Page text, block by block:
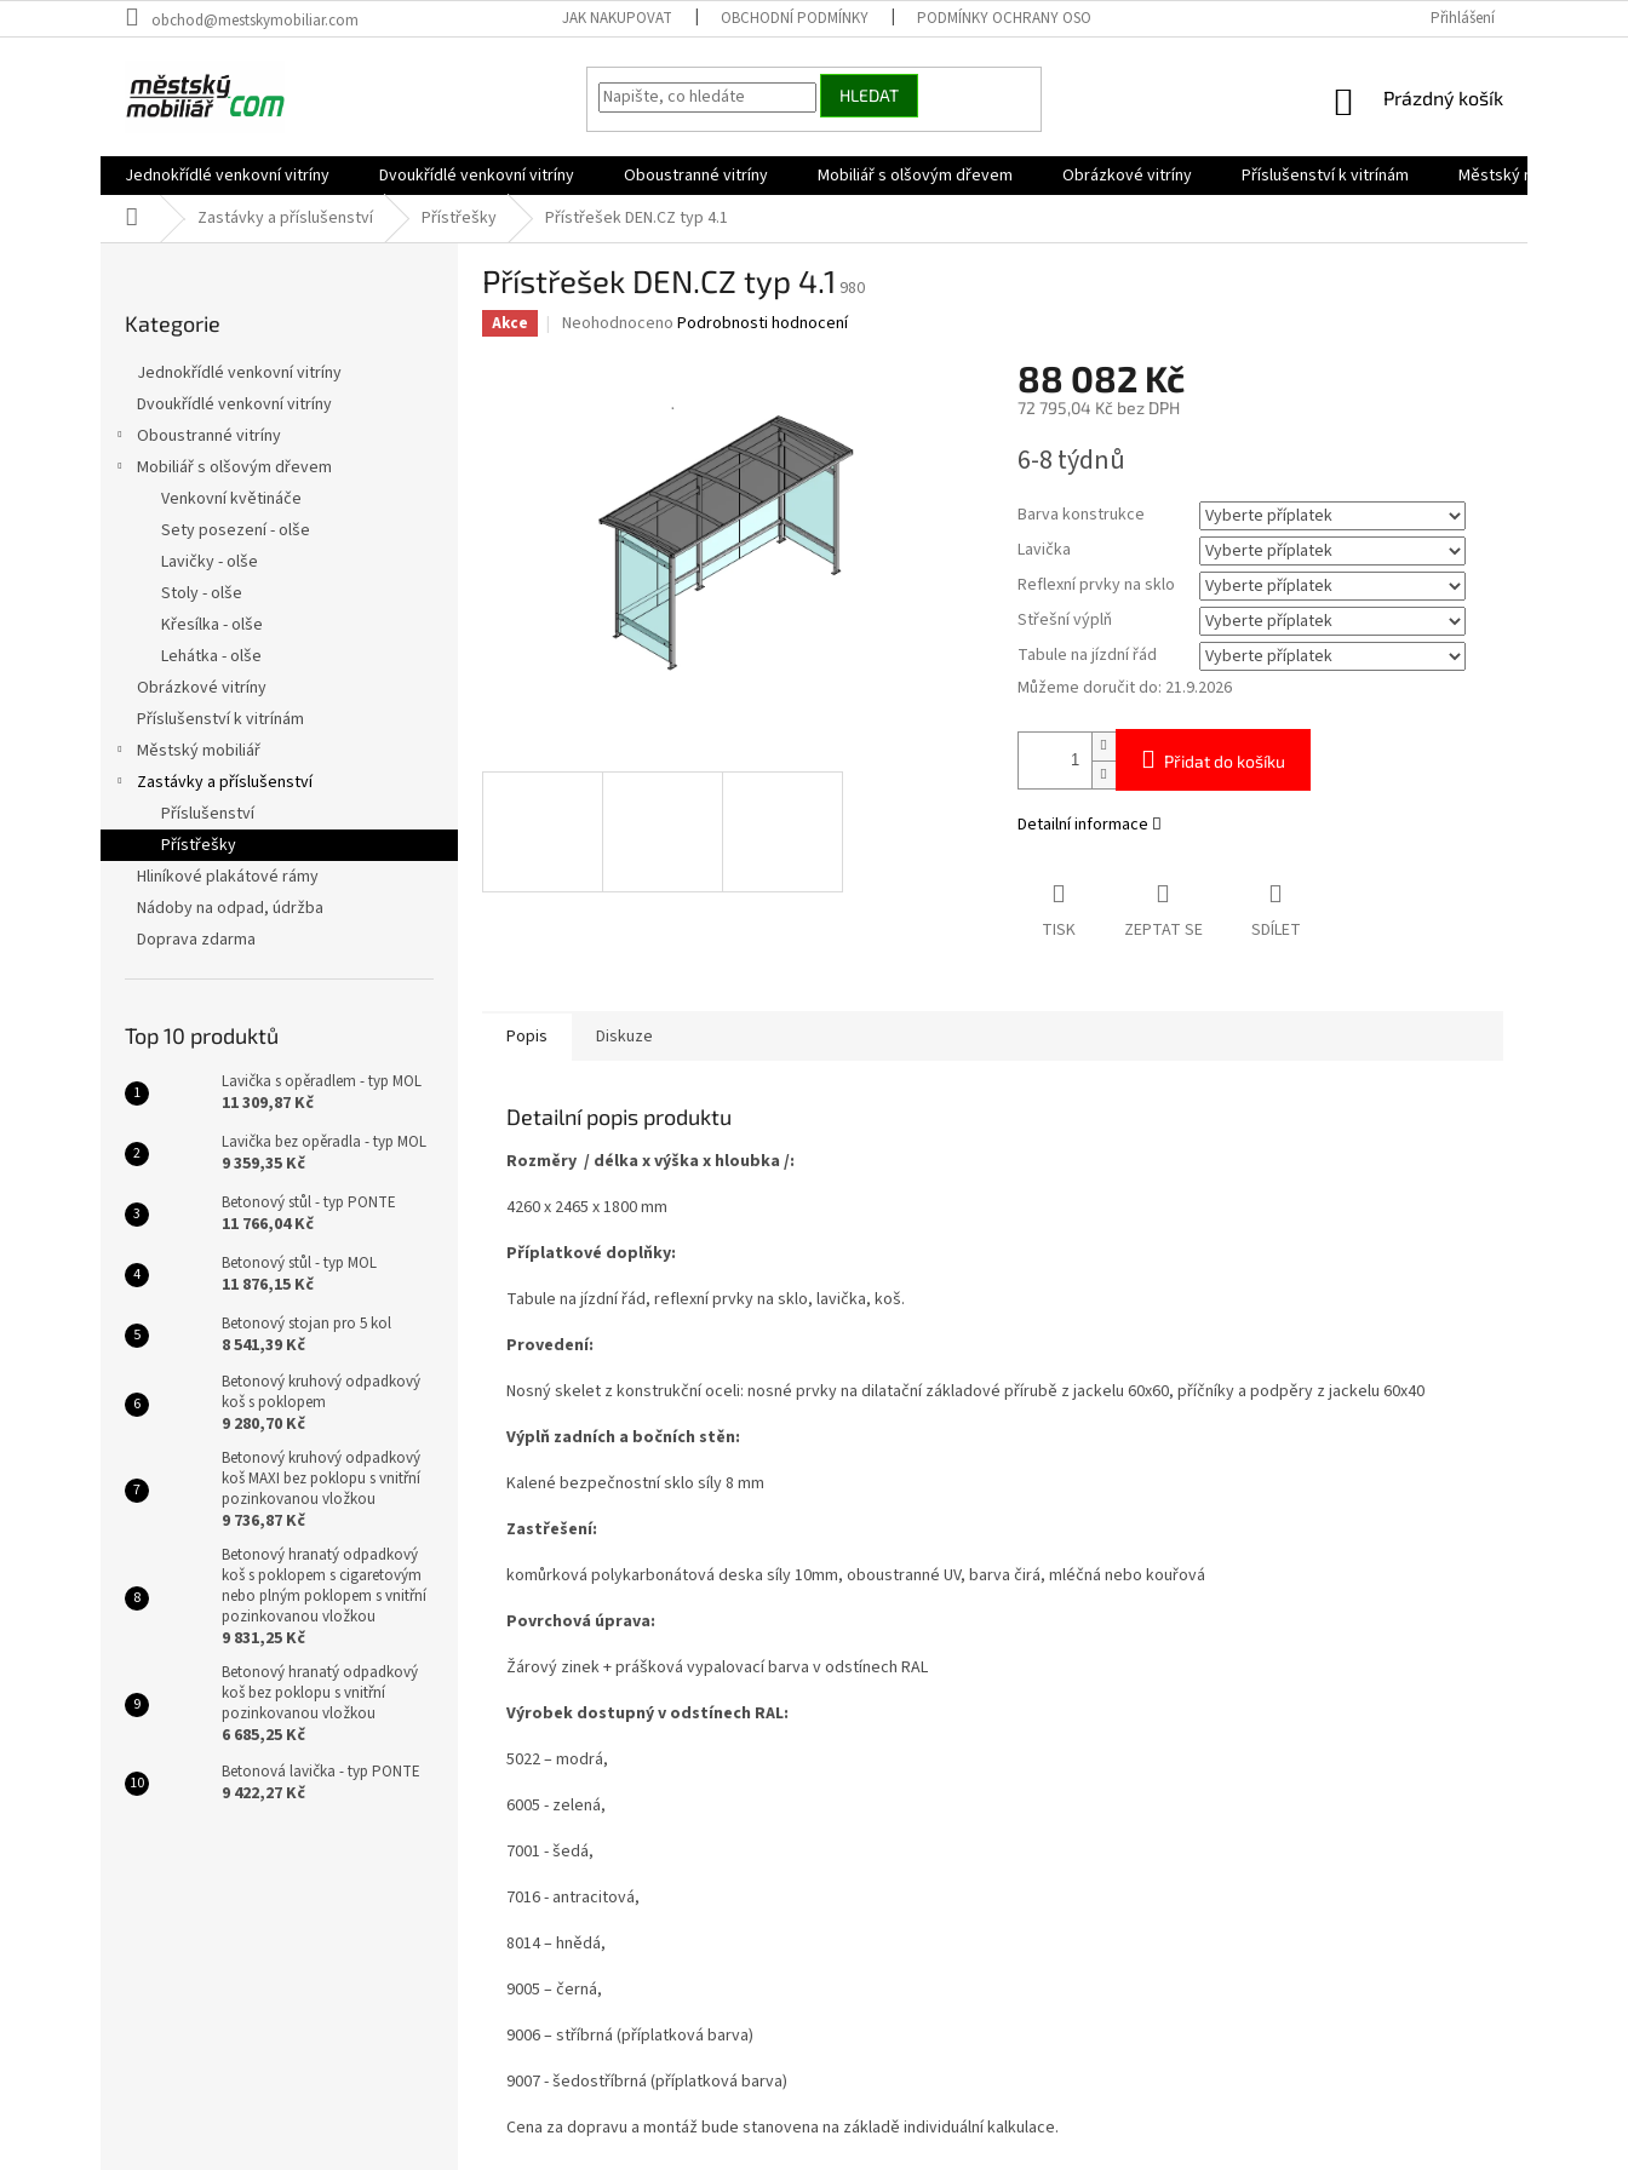
na
obchod@mestskymobiliar.com JAK NAKUPOVAT OBCHODNÍ PODMÍNKY PODMÍNKY OCHRANY OSOBNÍCH ÚDAJŮ Přihlášení
HLEDAT
NÁKUPNÍ
Prázdný košík
Jednokřídlé venkovní vitríny Dvoukřídlé venkovní vitríny Oboustranné vitríny Mobiliář s olšovým dřevem Obrázkové vitríny Příslušenství k vitrínám
Městský mobiliář
Domů Zastávky a příslušenství Přístřešky Přístřešek DEN.CZ typ 4.1
kategorie
Kategorie
Jednokřídlé venkovní vitríny
Dvoukřídlé venkovní vitríny
Oboustranné vitríny
Mobiliář s olšovým dřevem
Venkovní květináče
Sety posezení - olše
Lavičky - olše
Stoly - olše
Křesílka - olše
Lehátka - olše
Obrázkové vitríny
Příslušenství k vitrínám
Městský mobiliář
Zastávky a příslušenství
Příslušenství
Přístřešky
Hliníkové plakátové rámy
Nádoby na odpad, údržba
Doprava zdarma
Top 10 produktů
Lavička s opěradlem - typ MOL
11 309,87 Kč
Lavička bez opěradla - typ MOL
9 359,35 Kč
Betonový stůl - typ PONTE
11 766,04 Kč
Betonový stůl - typ MOL
11 876,15 Kč
Betonový stojan pro 5 kol
8 541,39 Kč
Betonový kruhový odpadkový
koš s poklopem
9 280,70 Kč
Betonový kruhový odpadkový
koš MAXI bez poklopu s vnitřní
pozinkovanou vložkou
9 736,87 Kč
Betonový hranatý odpadkový
koš s poklopem s cigaretovým
nebo plným poklopem s vnitřní
pozinkovanou vložkou
9 831,25 Kč
Betonový hranatý odpadkový
koš bez poklopu s vnitřní
pozinkovanou vložkou
6 685,25 Kč
Betonová lavička - typ PONTE
9 422,27 Kč
Přístřešek DEN.CZ typ 4.1 980
Akce
Průměrné
Neohodnoceno Podrobnosti hodnocení
88 082 Kč
72 795,04 Kčbez DPH
cena:
6-8 týdnů
Barva konstrukce
Lavička
Reflexní prvky na sklo
Střešní výplň
Tabule na jízdní řád
Můžeme doručit do: 21.9.2026
Přidat do košíku
Detailní informace
TISK ZEPTAT SE SDÍLET
Popis Diskuze
Detailní popis produktu
Rozměry / délka x výška x hloubka /:
4260 x 2465 x 1800 mm
Příplatkové doplňky:
Tabule na jízdní řád, reflexní prvky na sklo, lavička, koš.
Provedení:
Nosný skelet z konstrukční oceli: nosné prvky na dilatační základové přírubě z jackelu 60x60, příčníky a podpěry z jackelu 60x40
Výplň zadních a bočních stěn:
Kalené bezpečnostní sklo síly 8 mm
Zastřešení:
komůrková polykarbonátová deska síly 10mm, oboustranné UV, barva čirá, mléčná nebo kouřová
Povrchová úprava:
Žárový zinek + prášková vypalovací barva v odstínech RAL
Výrobek dostupný v odstínech RAL:
5022 – modrá,
6005 - zelená,
7001 - šedá,
7016 - antracitová,
8014 – hnědá,
9005 – černá,
9006 – stříbrná (příplatková barva)
9007 - šedostříbrná (příplatková barva)
Cena za dopravu a montáž bude stanovena na základě individuální kalkulace.